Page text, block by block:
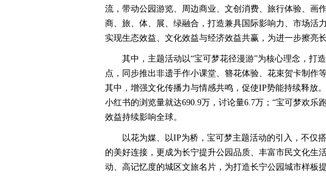
流，带动公园游览、周边商业、文创消费、旅行体验、画
商、旅、体、展、绿融合，打造兼具国际影响力、市场活
实现生态效益、文化效益与经济效益共赢，为进一步擦亮
其中，主题活动以“宝可梦花径漫游”为核心理念，打
点，同步推出非遗手作小课堂、簪花体验、花束贺卡制作
其中，增强文化传播力与情感共鸣，促使IP势能持续释放
小红书的浏览量就达690.9万，讨论量6.7万；“宝可梦欢乐
效益持续影响全球。
以花为媒、以IP为桥，宝可梦主题活动的引入，不仅
的美好连接，更成为长宁提升公园品质、丰富市民文化生
动、高记忆度的城区文旅名片，为打造长宁公园城市样板